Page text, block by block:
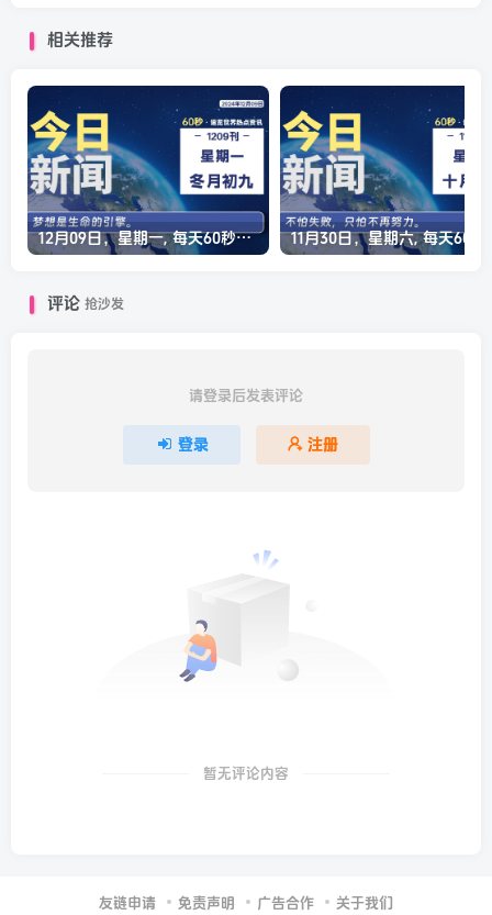
相关推荐
12月09日，星期一, 每天60秒读懂全世界！
评论 抢沙发
请登录后发表评论
登录 注册
暂无评论内容
友链申请 免责声明 广告合作 关于我们